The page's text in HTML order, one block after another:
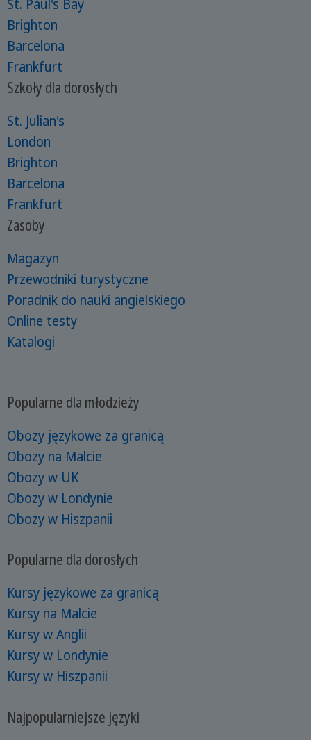
St. Paul's Bay
Brighton
Barcelona
Frankfurt
Szkoły dla dorosłych
St. Julian's
London
Brighton
Barcelona
Frankfurt
Zasoby
Magazyn
Przewodniki turystyczne
Poradnik do nauki angielskiego
Online testy
Katalogi
Popularne dla młodzieży
Obozy językowe za granicą
Obozy na Malcie
Obozy w UK
Obozy w Londynie
Obozy w Hiszpanii
Popularne dla dorosłych
Kursy językowe za granicą
Kursy na Malcie
Kursy w Anglii
Kursy w Londynie
Kursy w Hiszpanii
Najpopularniejsze języki